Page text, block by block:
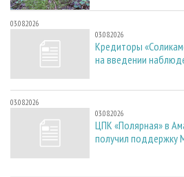
03.08.2026
03.08.2026
Кредиторы
на введении
03.08.2026
03.08.2026
ЦПК «Полярная» в
получил поддержку